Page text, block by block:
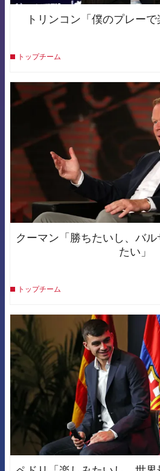
トリンコン「僕のプレーで
トップチーム
FCB
クーマン「勝ちたいし、バ
たい」
トップチーム
FCB